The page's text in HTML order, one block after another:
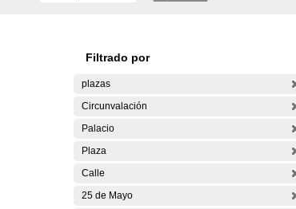
Filtrado por
plazas
Circunvalación
Palacio
Plaza
Calle
25 de Mayo